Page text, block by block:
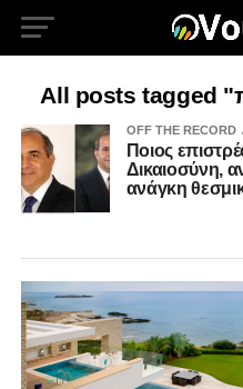
All posts tagged
OFF THE RECORD
Ποιος
Δικαιοσύνη,
ανάγκη